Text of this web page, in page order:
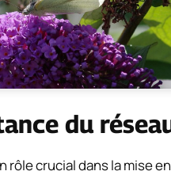
du
rôle crucial dans la mise